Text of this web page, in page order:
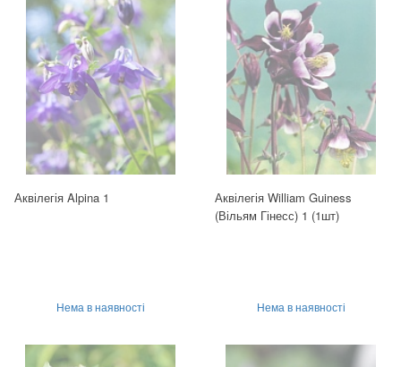
Аквілегія Alpina 1
Нема в наявності
Аквілегія William Guiness
(Вільям Гінесс) 1 (1шт)
Нема в наявності